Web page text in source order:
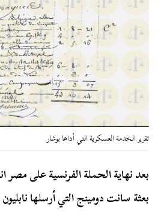
تقرير الخدمة العسكرية التي أداها بوشار
بعد نهاية الحملة الفرنسية على مصر
بعثة سانت دومينج التي أرسلها